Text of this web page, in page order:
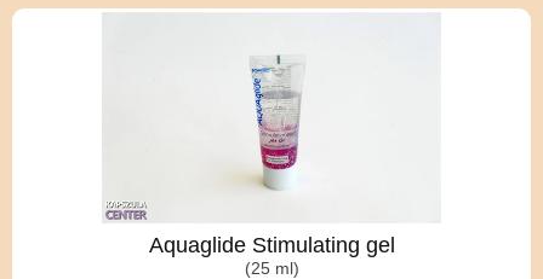
Aquaglide Stimulating gel
(25 ml)